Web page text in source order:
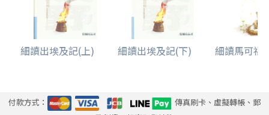
細讀出埃及記(上) 細讀出埃及記(下) 細讀馬可福
付款方式：
傳真刷卡、虛擬轉帳、郵